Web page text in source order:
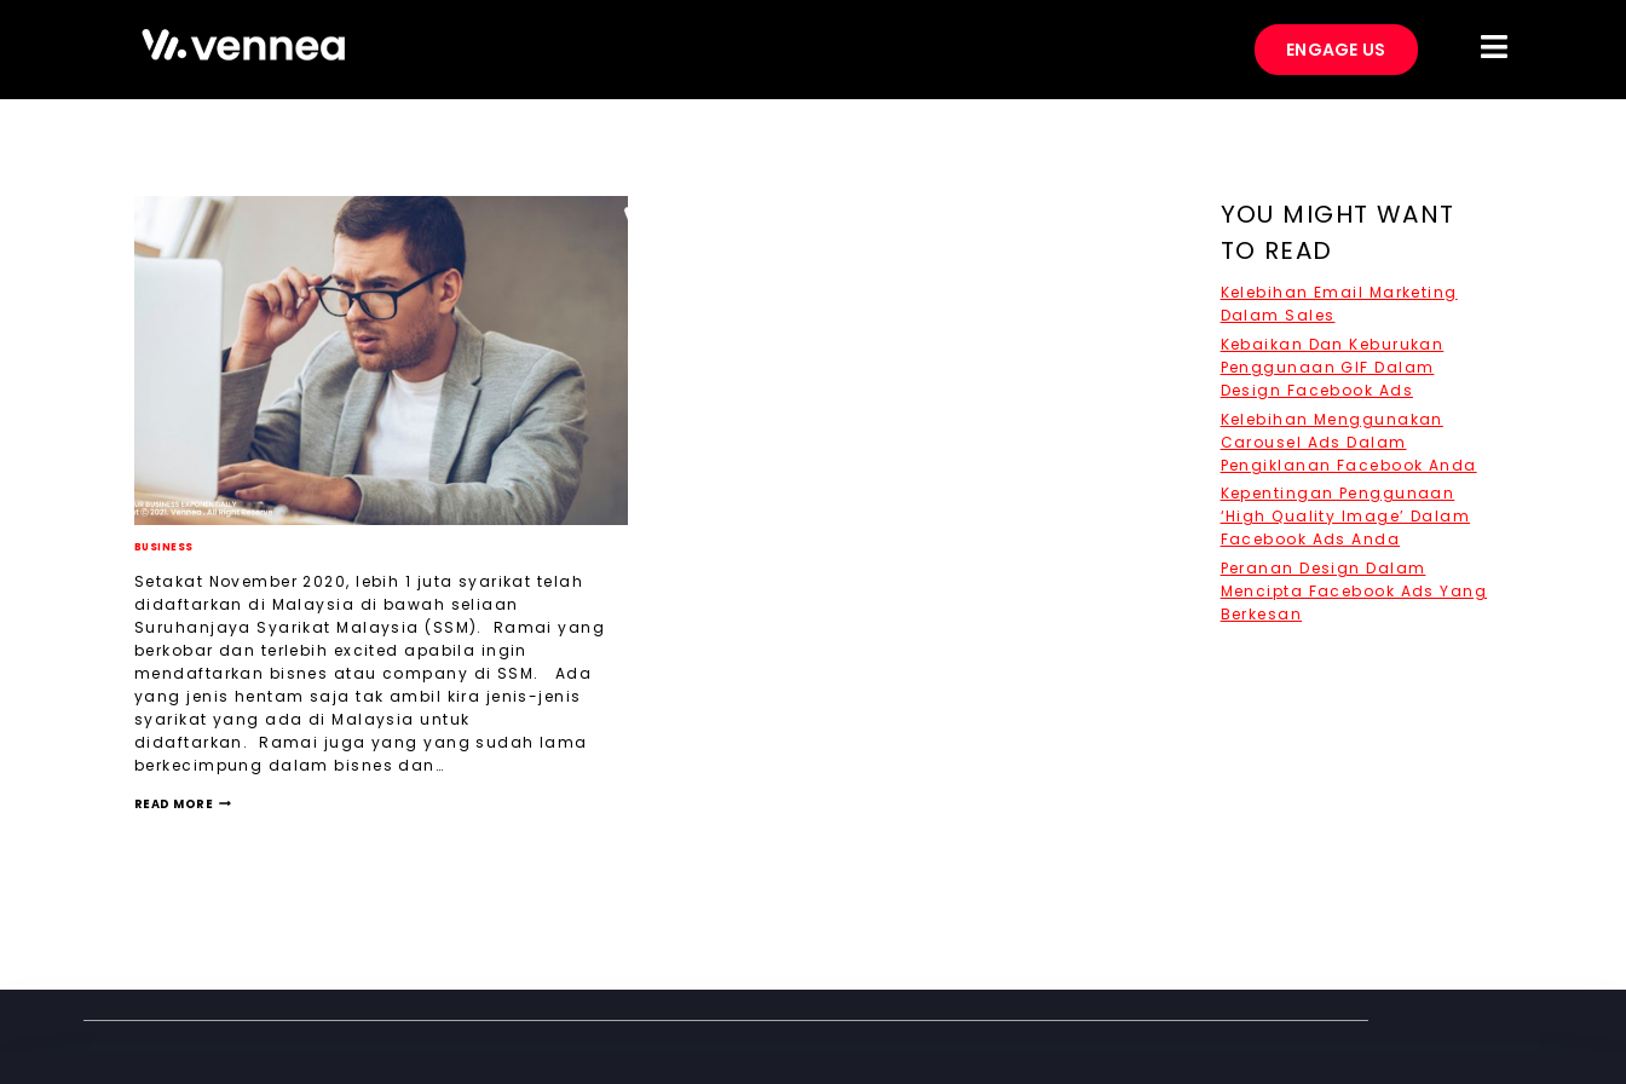
ENGAGE US
BUSINESS
Setakat November 2020, lebih 1 juta syarikat telah
didaftarkan di Malaysia di bawah seliaan
Suruhanjaya Syarikat Malaysia (SSM). Ramai yang
berkobar dan terlebih excited apabila ingin
mendaftarkan bisnes atau company di SSM. Ada
yang jenis hentam saja tak ambil kira jenis-jenis
syarikat yang ada di Malaysia untuk
didaftarkan. Ramai juga yang yang sudah lama
berkecimpung dalam bisnes dan…
READ MORE
YOU MIGHT WANT
TO READ
Kelebihan Email Marketing
Dalam Sales
Kebaikan Dan Keburukan
Penggunaan GIF Dalam
Design Facebook Ads
Kelebihan Menggunakan
Carousel Ads Dalam
Pengiklanan Facebook Anda
Kepentingan Penggunaan
‘High Quality Image’ Dalam
Facebook Ads Anda
Peranan Design Dalam
Mencipta Facebook Ads Yang
Berkesan